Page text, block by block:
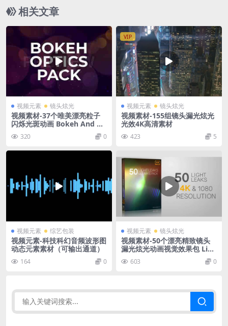
相关文章
视频元素 镜头炫光
视频素材-37个唯美漂亮粒子
闪烁光斑动画 Bokeh And Du
st Optics Pack
320 0
VIP
视频元素 镜头炫光
视频素材-155组镜头漏光炫光
光效4K高清素材
423 5
视频元素 综艺包装
视频元素-科技科幻音频波形图
动态元素素材（可输出通道）
164 0
视频元素 镜头炫光
视频素材-50个漂亮精致镜头
漏光炫光动画视觉效果包 Ligh
t Leak Visual Effects Packa
ge 603 0